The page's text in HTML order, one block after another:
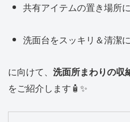
共有アイテムの置き場所
洗面台をスッキリ＆清潔
に向けて、 洗面所まわりの収
をご紹介します🧴✨